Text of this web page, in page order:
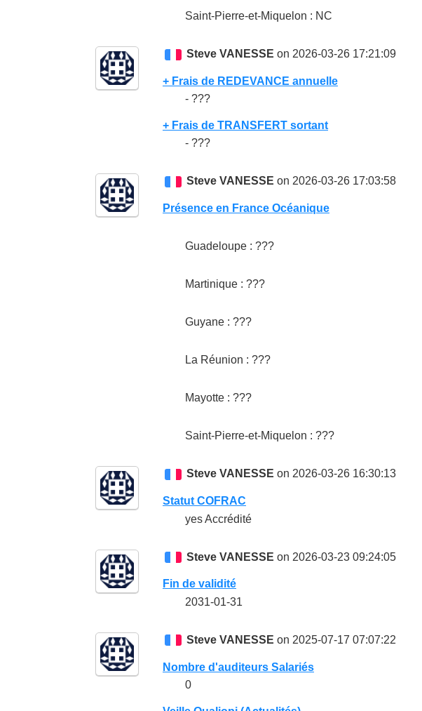
Saint-Pierre-et-Miquelon : NC
Steve VANESSE on 2026-03-26 17:21:09
+ Frais de REDEVANCE annuelle
- ???
+ Frais de TRANSFERT sortant
- ???
Steve VANESSE on 2026-03-26 17:03:58
Présence en France Océanique
Guadeloupe : ???
Martinique : ???
Guyane : ???
La Réunion : ???
Mayotte : ???
Saint-Pierre-et-Miquelon : ???
Steve VANESSE on 2026-03-26 16:30:13
Statut COFRAC
yes Accrédité
Steve VANESSE on 2026-03-23 09:24:05
Fin de validité
2031-01-31
Steve VANESSE on 2025-07-17 07:07:22
Nombre d'auditeurs Salariés
0